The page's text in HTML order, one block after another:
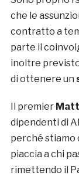
che le
contratto a
parte il
inoltre
di ottenere un
Il premier
dipendenti di
perché stiamo
piaccia a chi
rimettendo il